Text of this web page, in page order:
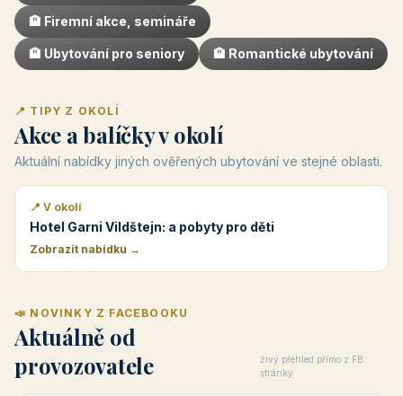
🏨 Firemní akce, semináře
🏨 Ubytování pro seniory 🏨 Romantické ubytování
📍 TIPY Z OKOLÍ
Akce a balíčky v okolí
Aktuální nabídky jiných ověřených ubytování ve stejné oblasti.
📍 V okolí
Hotel Garni Vildštejn: a pobyty pro děti
Zobrazit nabídku →
📣 NOVINKY Z FACEBOOKU
Aktuálně od
provozovatele
živý přehled přímo z FB
stránky